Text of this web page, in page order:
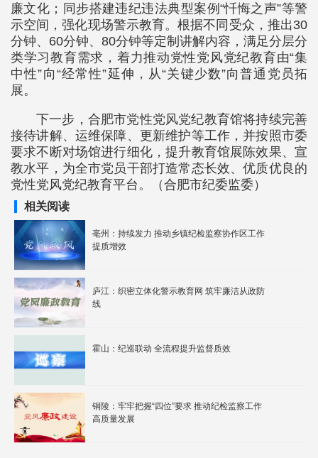
廉文化；同步搭建违纪违法典型案例“忏悔之声”等警
示空间，强化现场警示教育。根据不同受众，推出30
分钟、60分钟、80分钟等定制讲解内容，满足分层分
类学习教育需求，着力推动党性党风党纪教育由“集
中性”向“经常性”延伸，从“关键少数”向普通党员拓
展。
下一步，合肥市党性党风党纪教育馆将持续完善
接待讲解、运维保障、更新维护等工作，并按照市委
要求不断对场馆进行细化，提升教育馆展陈效果、宣
教水平，为全市党员干部打造常态长效、优质优良的
党性党风党纪教育平台。（合肥市纪委监委）
相关阅读
亳州：持续发力 推动乡镇纪检监察协作区工作
提质增效
庐江：织密立体化警示教育网 筑牢廉洁从政防
线
霍山：纪巡联动 全流程提升监督质效
铜陵：牢牢把握“四位”要求 推动纪检监察工作
高质量发展